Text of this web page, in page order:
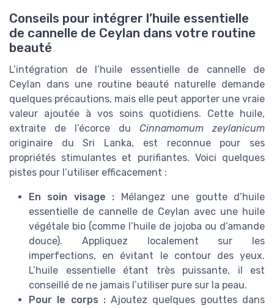
Conseils pour intégrer l’huile essentielle
de cannelle de Ceylan dans votre routine
beauté
L’intégration de l’huile essentielle de cannelle de
Ceylan dans une routine beauté naturelle demande
quelques précautions, mais elle peut apporter une vraie
valeur ajoutée à vos soins quotidiens. Cette huile,
extraite de l’écorce du Cinnamomum zeylanicum
originaire du Sri Lanka, est reconnue pour ses
propriétés stimulantes et purifiantes. Voici quelques
pistes pour l’utiliser efficacement :
En soin visage : Mélangez une goutte d’huile
essentielle de cannelle de Ceylan avec une huile
végétale bio (comme l’huile de jojoba ou d’amande
douce). Appliquez localement sur les
imperfections, en évitant le contour des yeux.
L’huile essentielle étant très puissante, il est
conseillé de ne jamais l’utiliser pure sur la peau.
Pour le corps :Ajoutez quelques gouttes dans